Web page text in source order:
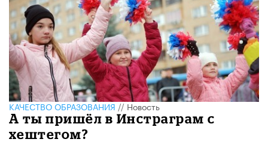
КАЧЕСТВО ОБРАЗОВАНИЯ//Новость
А ты пришёл в Инстраграм с
хештегом?